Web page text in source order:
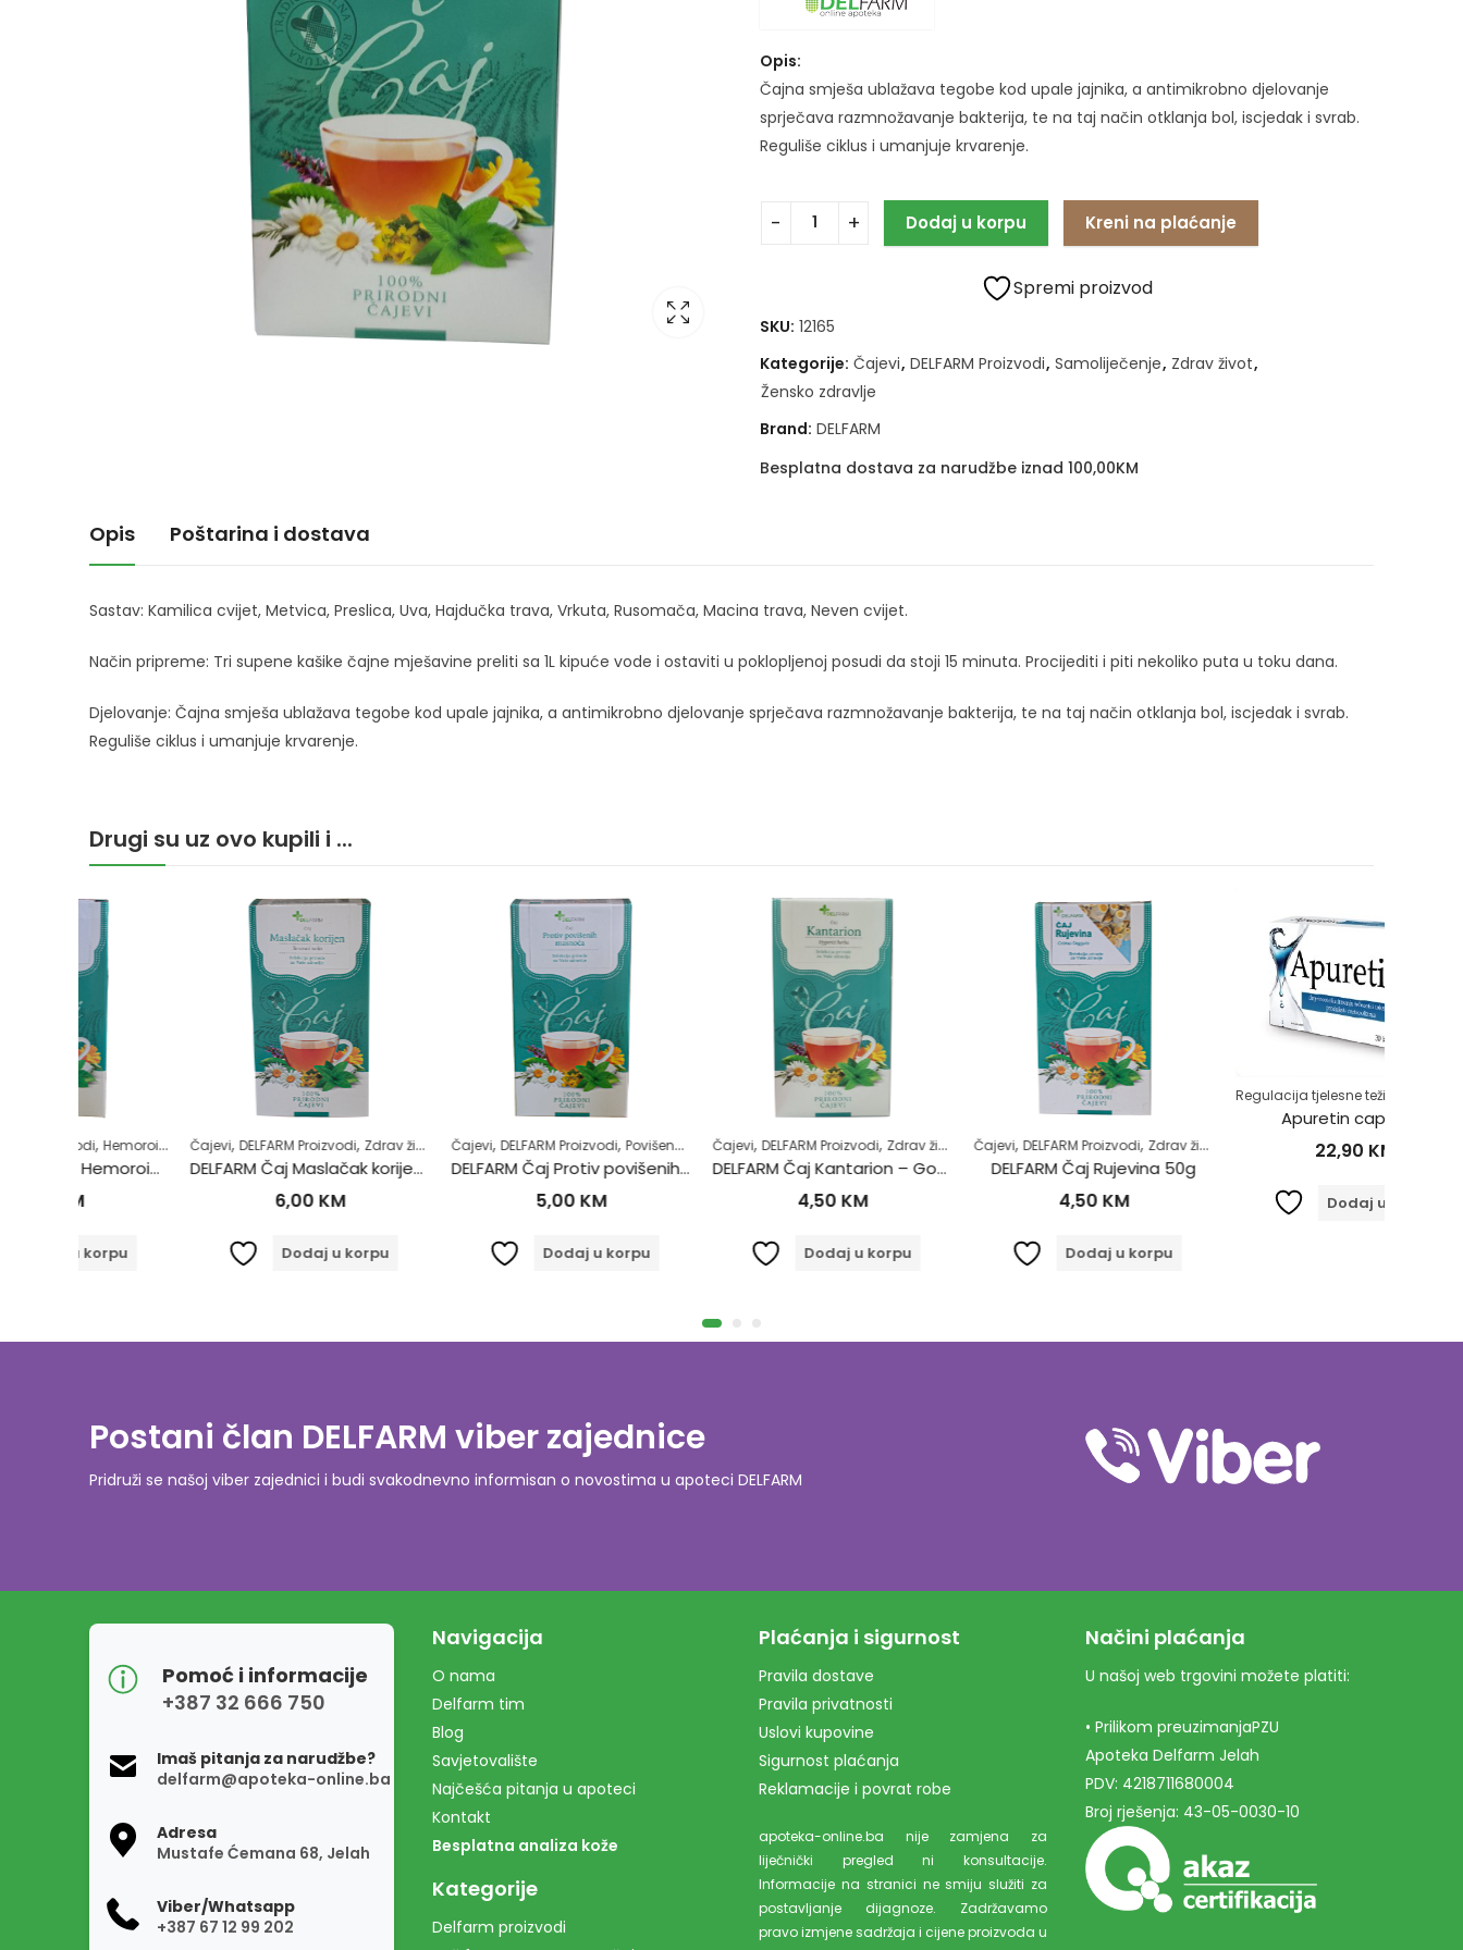
Opis:
Čajna smješa ublažava tegobe kod upale jajnika, a antimikrobno djelovanje
sprječava razmnožavanje bakterija, te na taj način otklanja bol, iscjedak i svrab.
Reguliše ciklus i umanjuje krvarenje.
Dodaj u korpu Kreni na plaćanje
Spremi proizvod
SKU: 12165
Kategorije: Čajevi, DELFARM Proizvodi, Samoliječenje, Zdrav život,
Žensko zdravlje
Brand: DELFARM
Besplatna dostava za narudžbe iznad 100,00KM
Opis Poštarina i dostava
Sastav: Kamilica cvijet, Metvica, Preslica, Uva, Hajdučka trava, Vrkuta, Rusomača, Macina trava, Neven cvijet.
Način pripreme: Tri supene kašike čajne mješavine preliti sa 1L kipuće vode i ostaviti u poklopljenoj posudi da stoji 15 minuta. Procijediti i piti nekoliko puta u toku dana.
Djelovanje: Čajna smješa ublažava tegobe kod upale jajnika, a antimikrobno djelovanje sprječava razmnožavanje bakterija, te na taj način otklanja bol, iscjedak i svrab.
Reguliše ciklus i umanjuje krvarenje.
Drugi su uz ovo kupili i ...
Samoliječenje Zdrav život
Čajevi,DELFARM Proizvodi,Zdrav život
DELFARM Čaj Maslačak korijen 50g
Dodaj u korpu
Čajevi,DELFARM Proizvodi,Povišene masnoće u krvi Samoliječenje,Zdrav život
DELFARM Čaj Protiv povišenih masnoća 50g
Dodaj u korpu
Čajevi,DELFARM Proizvodi,Zdrav život
DELFARM Čaj Kantarion – Gospina trava 50g
Dodaj u korpu
Čajevi,DELFARM Proizvodi,Zdrav život
DELFARM Čaj Rujevina 50g
Dodaj u korpu
Regulacija tjelesne težine, Zdrav život
Apuretin caps a30
Dodaj u korpu
Postani član DELFARM viber zajednice
Pridruži se našoj viber zajednici i budi svakodnevno informisan o novostima u apoteci DELFARM
Pomoć i informacije
+387 32 666 750
Imaš pitanja za narudžbe?
delfarm@apoteka-online.ba
Adresa
Mustafe Ćemana 68, Jelah
Viber/Whatsapp
+387 67 12 99 202
Navigacija
O nama
Delfarm tim
Blog
Savjetovalište
Najčešća pitanja u apoteci
Kontakt
Besplatna analiza kože
Kategorije
Delfarm proizvodi
Plaćanja i sigurnost
Pravila dostave
Pravila privatnosti
Uslovi kupovine
Sigurnost plaćanja
Reklamacije i povrat robe
apoteka-online.ba nije zamjena za
liječnički pregled ni konsultacije.
Informacije na stranici ne smiju služiti za
postavljanje dijagnoze. Zadržavamo
pravo izmjene sadržaja i cijene proizvoda u
Načini plaćanja
U našoj web trgovini možete platiti:
• Prilikom preuzimanjaPZU
Apoteka Delfarm Jelah
PDV: 4218711680004
Broj rješenja: 43-05-0030-10